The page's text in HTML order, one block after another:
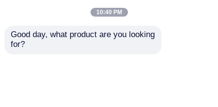
Να συνεχίσει
10:40 PM
Good day, what product are you looking
for?